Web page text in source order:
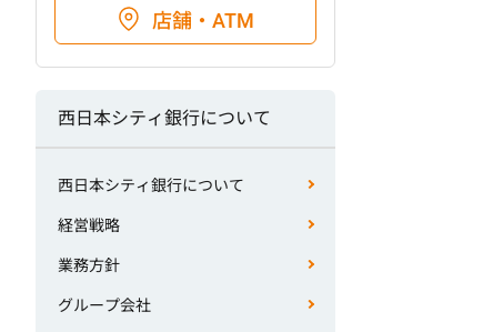
店舗・ATM
西日本シティ銀行について
西日本シティ銀行について
経営戦略
業務方針
グループ会社